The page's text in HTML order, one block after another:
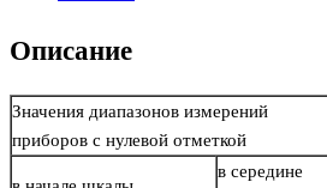
Описание
Значения диапазонов измерений
приборов с нулевой отметкой
в середине